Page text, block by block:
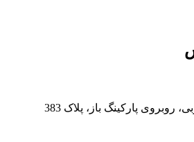
روبروی پارکینگ باز، پلاک 383